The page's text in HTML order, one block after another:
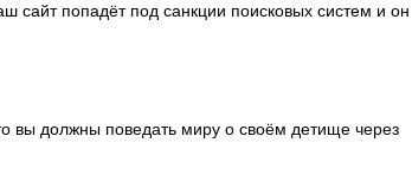
сайт попадёт под санкции поисковых систем и он
вы должны поведать миру о своём детище через